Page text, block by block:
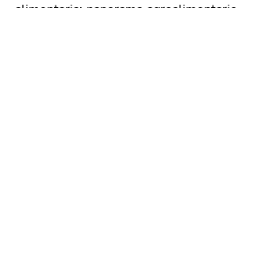
alimentaria; panorama agroalimentario